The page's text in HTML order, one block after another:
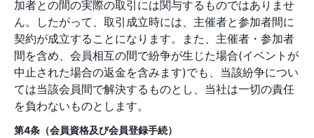
加者との間の実際の取引には関与するものではありませ
ん。したがって、取引成立時には、主催者と参加者間に
契約が成立することになります。また、主催者・参加者
間を含め、会員相互の間で紛争が生じた場合(イベントが
中止された場合の返金を含みます)でも、当該紛争につい
ては当該会員間で解決するものとし、当社は一切の責任
を負わないものとします。
第4条（会員資格及び会員登録手続）